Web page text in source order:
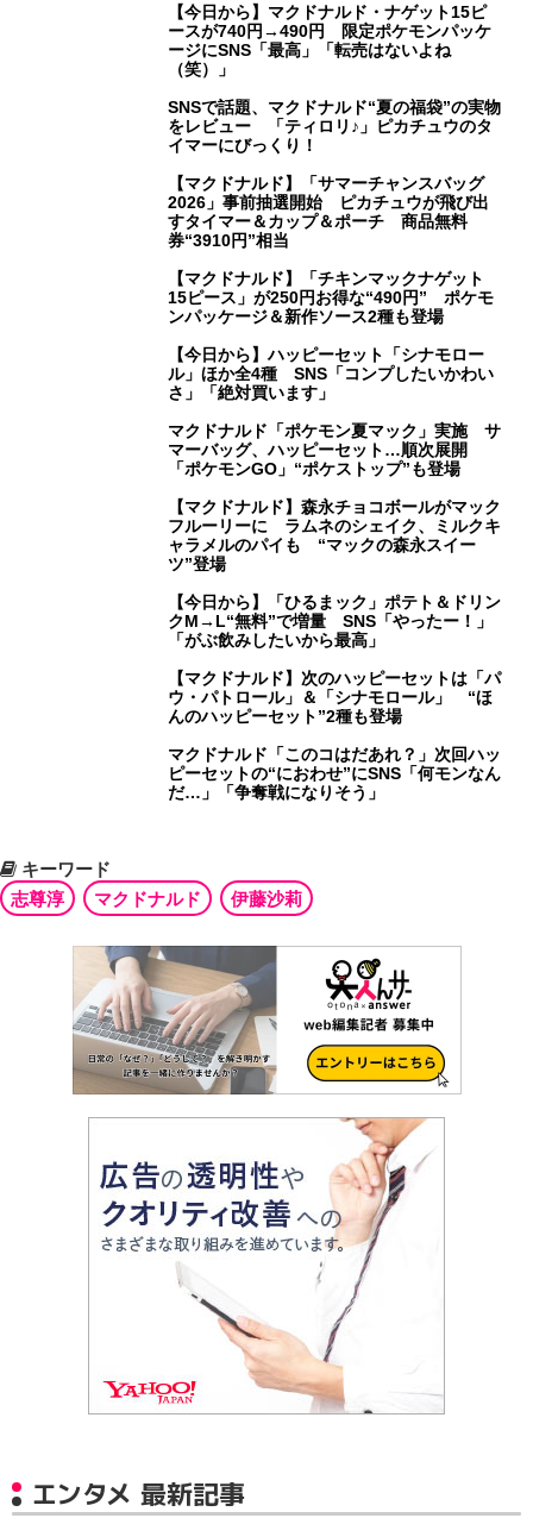
【今日から】マクドナルド・ナゲット15ピ
ースが740円→490円 限定ポケモンパッケ
ージにSNS「最高」「転売はないよね
（笑）」
SNSで話題、マクドナルド“夏の福袋”の実物
をレビュー 「ティロリ♪」ピカチュウのタ
イマーにびっくり！
【マクドナルド】「サマーチャンスバッグ
2026」事前抽選開始 ピカチュウが飛び出
すタイマー＆カップ＆ポーチ 商品無料
券“3910円”相当
【マクドナルド】「チキンマックナゲット
15ピース」が250円お得な“490円” ポケモ
ンパッケージ＆新作ソース2種も登場
【今日から】ハッピーセット「シナモロー
ル」ほか全4種 SNS「コンプしたいかわい
さ」「絶対買います」
マクドナルド「ポケモン夏マック」実施 サ
マーバッグ、ハッピーセット…順次展開
「ポケモンGO」“ポケストップ”も登場
【マクドナルド】森永チョコボールがマック
フルーリーに ラムネのシェイク、ミルクキ
ャラメルのパイも “マックの森永スイー
ツ”登場
【今日から】「ひるまック」ポテト＆ドリン
クM→L“無料”で増量 SNS「やったー！」
「がぶ飲みしたいから最高」
【マクドナルド】次のハッピーセットは「パ
ウ・パトロール」＆「シナモロール」 “ほ
んのハッピーセット”2種も登場
マクドナルド「このコはだあれ？」次回ハッ
ピーセットの“におわせ”にSNS「何モンなん
だ…」「争奪戦になりそう」
キーワード
志尊淳
マクドナルド 伊藤沙莉
エンタメ 最新記事